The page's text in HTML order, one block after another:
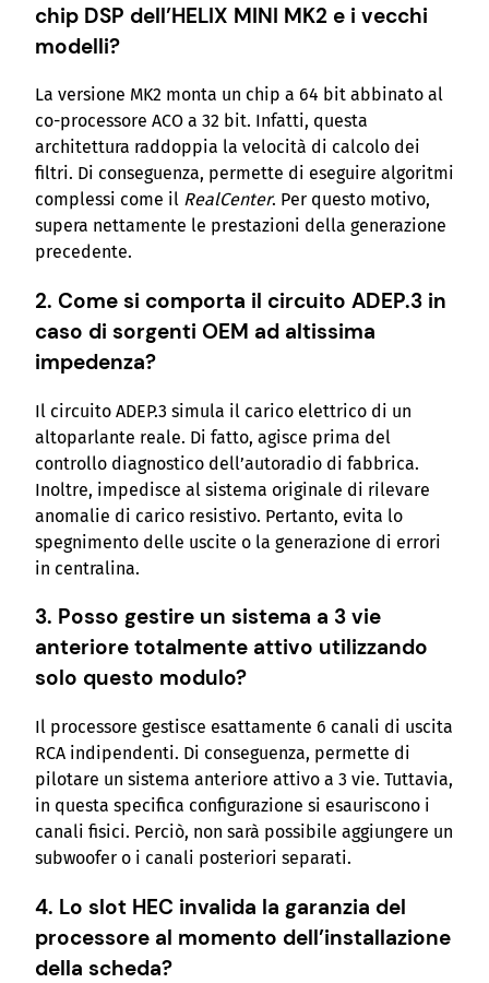
chip DSP dell’HELIX MINI MK2 e i vecchi
modelli?
La versione MK2 monta un chip a 64 bit abbinato al
co-processore ACO a 32 bit. Infatti, questa
architettura raddoppia la velocità di calcolo dei
filtri. Di conseguenza, permette di eseguire algoritmi
complessi come il RealCenter. Per questo motivo,
supera nettamente le prestazioni della generazione
precedente.
2. Come si comporta il circuito ADEP.3 in
caso di sorgenti OEM ad altissima
impedenza?
Il circuito ADEP.3 simula il carico elettrico di un
altoparlante reale. Di fatto, agisce prima del
controllo diagnostico dell’autoradio di fabbrica.
Inoltre, impedisce al sistema originale di rilevare
anomalie di carico resistivo. Pertanto, evita lo
spegnimento delle uscite o la generazione di errori
in centralina.
3. Posso gestire un sistema a 3 vie
anteriore totalmente attivo utilizzando
solo questo modulo?
Il processore gestisce esattamente 6 canali di uscita
RCA indipendenti. Di conseguenza, permette di
pilotare un sistema anteriore attivo a 3 vie. Tuttavia,
in questa specifica configurazione si esauriscono i
canali fisici. Perciò, non sarà possibile aggiungere un
subwoofer o i canali posteriori separati.
4. Lo slot HEC invalida la garanzia del
processore al momento dell’installazione
della scheda?